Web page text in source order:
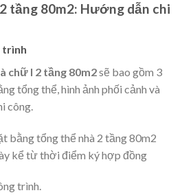
tầng 80m2: Hướng dẫn chi
trình
chữ l 2 tầng 80m2sẽ bao gồm 3
tổng thể, hình ảnh phối cảnh và
công.
bằng tổng thể nhà 2 tầng 80m2
kể từ thời điểm ký hợp đồng
trình.